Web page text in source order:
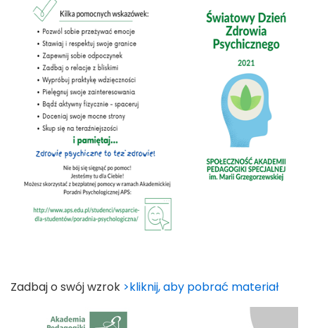
Zadbaj o swój wzrok >kliknij, aby pobrać materiał